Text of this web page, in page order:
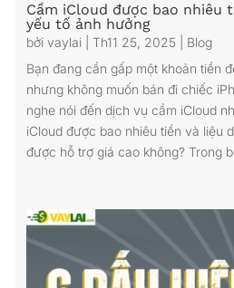
Cầm iCloud được bao nhiêu
yếu tố ảnh hưởng
bởi vaylai Th11 25, 2025
Blog
Bạn đang cần gấp một khoản tiền
nhưng không muốn bán đi chiếc
nghe nói đến dịch vụ cầm iCloud
iCloud được bao nhiêu tiền và liệu
được hỗ trợ giá cao không? Trong